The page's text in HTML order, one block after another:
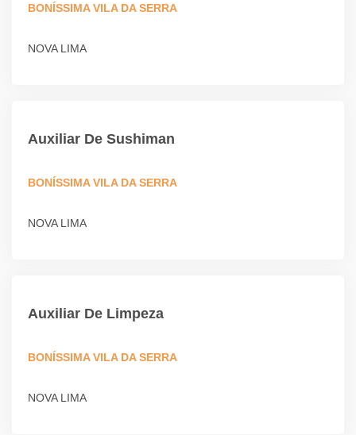
BONÍSSIMA VILA DA SERRA
NOVA LIMA
Auxiliar De Sushiman
BONÍSSIMA VILA DA SERRA
NOVA LIMA
Auxiliar De Limpeza
BONÍSSIMA VILA DA SERRA
NOVA LIMA